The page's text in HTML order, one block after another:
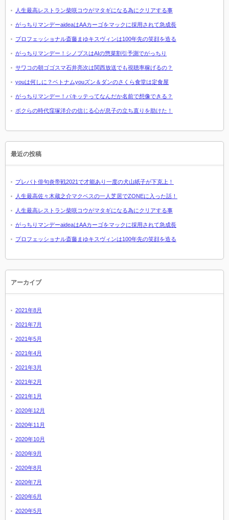
人生最高レストラン柴咲コウがマタギになる為にクリアする事
がっちりマンデーaideaはAAカーゴをマックに採用されて急成長
プロフェッショナル斎藤まゆキスヴィンは100年先の笑顔を造る
がっちりマンデー！シノプスはAIの惣菜割引予測でがっちり
サワコの朝ゴゴスマ石井亮次は関西放送でも視聴率稼げるの？
youは何しに？ベトナムyouズン＆ダンのさくら食堂は定食屋
がっちりマンデー！パキッテってなんだか名前で想像できる？
ボクらの時代窪塚洋介の信じる心が息子の立ち直りを助けた！
最近の投稿
プレバト俳句炎帝戦2021で才能あり一度の犬山紙子が下克上！
人生最高佐々木蔵之介マクベスの一人芝居でZONEに入った話！
人生最高レストラン柴咲コウがマタギになる為にクリアする事
がっちりマンデーaideaはAAカーゴをマックに採用されて急成長
プロフェッショナル斎藤まゆキスヴィンは100年先の笑顔を造る
アーカイブ
2021年8月
2021年7月
2021年5月
2021年4月
2021年3月
2021年2月
2021年1月
2020年12月
2020年11月
2020年10月
2020年9月
2020年8月
2020年7月
2020年6月
2020年5月